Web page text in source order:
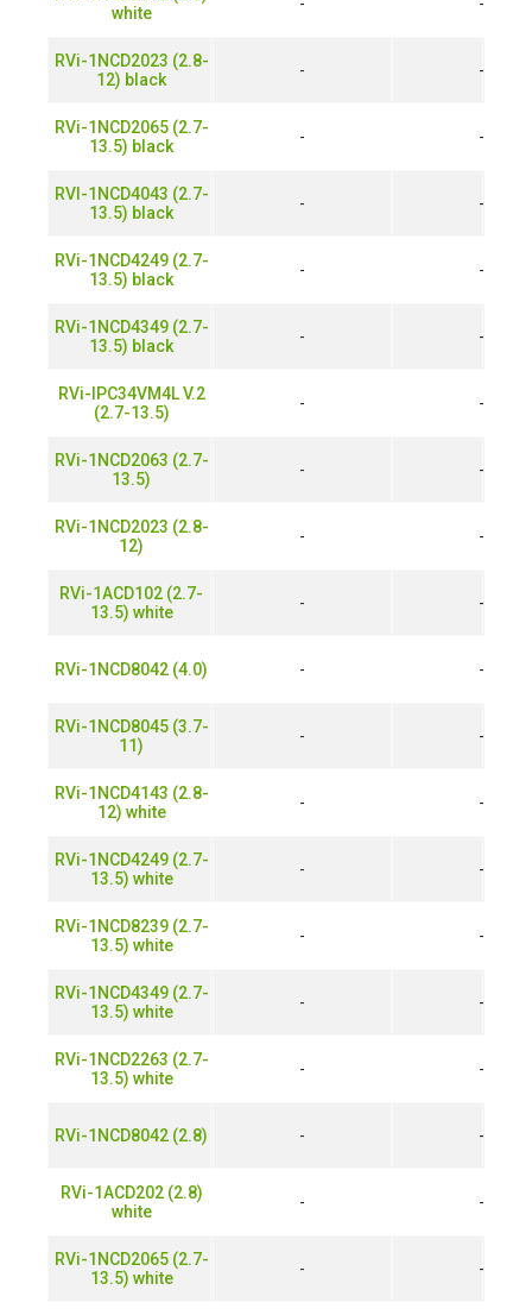
white
RVi-1NCD2023 (2.8-
12) black
RVi-1NCD2065 (2.7-
13.5) black
RVI-1NCD4043 (2.7-
13.5) black
RVi-1NCD4249 (2.7-
13.5) black
RVi-1NCD4349 (2.7-
13.5) black
RVi-IPC34VM4L V.2
(2.7-13.5)
RVi-1NCD2063 (2.7-
13.5)
RVi-1NCD2023 (2.8-
12)
RVi-1ACD102 (2.7-
13.5) white
RVi-1NCD8042 (4.0)
RVi-1NCD8045 (3.7-
11)
RVi-1NCD4143 (2.8-
12) white
RVi-1NCD4249 (2.7-
13.5) white
RVi-1NCD8239 (2.7-
13.5) white
RVi-1NCD4349 (2.7-
13.5) white
RVi-1NCD2263 (2.7-
13.5) white
RVi-1NCD8042 (2.8)
RVi-1ACD202 (2.8)
white
RVi-1NCD2065 (2.7-
13.5) white
- -
- -
- -
- -
- -
- -
- -
- -
- -
- -
- -
- -
- -
- -
- -
- -
- -
- -
- -